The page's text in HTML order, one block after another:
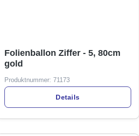
Folienballon Ziffer - 5, 80cm
gold
Produktnummer: 71173
Details